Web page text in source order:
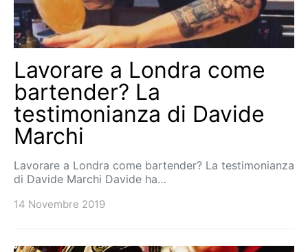
Lavorare a Londra come
bartender? La
testimonianza di Davide
Marchi
Lavorare a Londra come bartender? La testimonianza
di Davide Marchi Davide ha…
14 Novembre 2019